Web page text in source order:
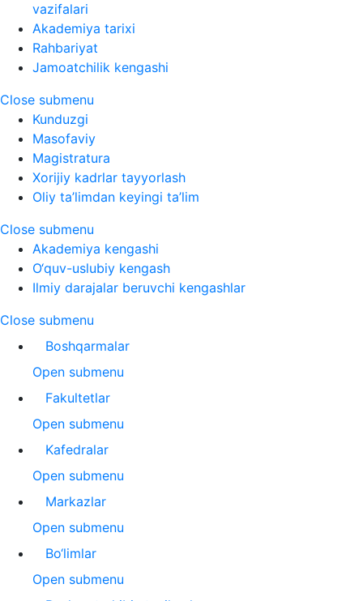
vazifalari
Akademiya tarixi
Rahbariyat
Jamoatchilik kengashi
Close submenu
Kunduzgi
Masofaviy
Magistratura
Xorijiy kadrlar tayyorlash
Oliy ta’limdan keyingi ta’lim
Close submenu
Akademiya kengashi
O‘quv-uslubiy kengash
Ilmiy darajalar beruvchi kengashlar
Close submenu
Boshqarmalar
Open submenu
Fakultetlar
Open submenu
Kafedralar
Open submenu
Markazlar
Open submenu
Bo‘limlar
Open submenu